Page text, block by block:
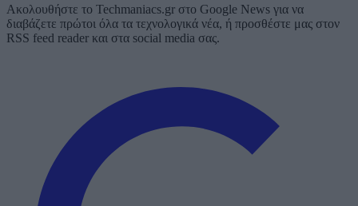
Ακολουθήστε το Techmaniacs.gr στο Google News για να
διαβάζετε πρώτοι όλα τα τεχνολογικά νέα, ή προσθέστε μας στον
RSS feed reader και στα social media σας.